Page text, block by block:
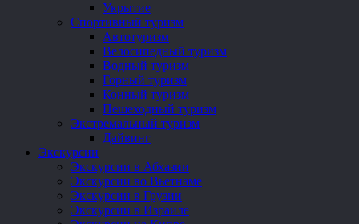
Укрытие
Спортивный туризм
Автотуризм
Велосипедный туризм
Водный туризм
Горный туризм
Конный туризм
Пешеходный туризм
Экстремальный туризм
Дайвинг
Экскурсии
Экскурсии в Абхазии
Экскурсии во Вьетнаме
Экскурсии в Грузии
Экскурсии в Израиле